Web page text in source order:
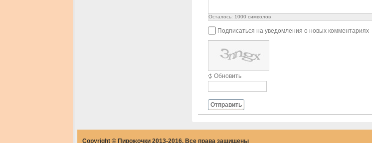
Осталось: 1000 символов
Подписаться на уведомления о новых комментариях
Обновить
Отправить
Copyright © Пирожочки 2013-2016. Все права защищены